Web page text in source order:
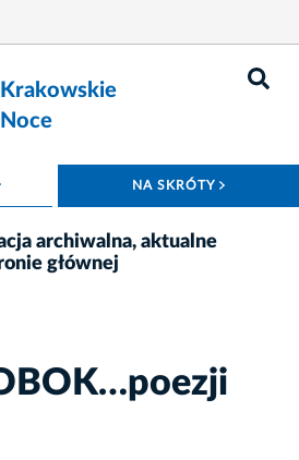
Krakowskie
Noce
NA SKRÓTY
archiwalna, aktualne
głównej